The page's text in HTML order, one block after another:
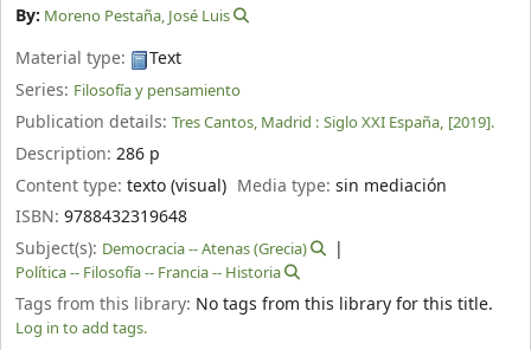
By: Moreno Pestaña, José Luis
Material type:
Text
Series: Filosofía y pensamiento
Publication details: Tres Cantos, Madrid : Siglo XXI España, [2019].
Description: 286 p
Content type: texto (visual) Media type:sin mediación
ISBN: 9788432319648
Subject(s): Democracia -- Atenas (Grecia)
Política -- Filosofía -- Francia -- Historia
Tags from this library: No tags from this library for this title.
Log in to add tags.